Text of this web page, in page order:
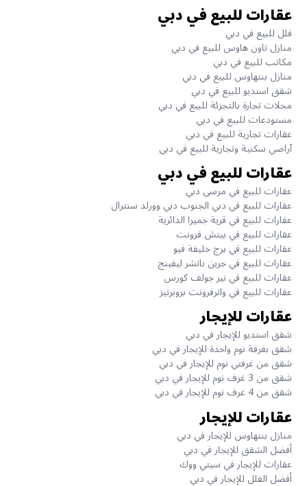
عقارات للبيع في دبي
فلل للبيع في دبي
منازل تاون هاوس للبيع في دبي
مكاتب للبيع في دبي
منازل بنتهاوس للبيع في دبي
شقق استديو للبيع في دبي
محلات تجارة بالتجزئة للبيع في دبي
مستودعات للبيع في دبي
عقارات تجارية للبيع في دبي
آراضي سكنية وتجارية للبيع في دبي
عقارات للبيع في دبي
عقارات للبيع في مرسى دبي
عقارات للبيع في دبي الجنوب دبي وورلد سنترال
عقارات للبيع في قرية جميرا الدائرية
عقارات للبيع في بيتش فرونت
عقارات للبيع في برج خليفة فيو
عقارات للبيع في جرين ناتشر ليفينج
عقارات للبيع في نير جولف كورس
عقارات للبيع في واترفرونت بروبرتيز
عقارات للإيجار
شقق استديو للإيجار في دبي
شقق بغرفة نوم واحدة للإيجار في دبي
شقق من غرفتي نوم للإيجار في دبي
شقق من 3 غرف نوم للإيجار في دبي
شقق من 4 غرف نوم للإيجار في دبي
عقارات للإيجار
منازل بنتهاوس للإيجار في دبي
أفضل الشقق للإيجار في دبي
عقارات للإيجار في سيتي ووك
أفضل الفلل للإيجار في دبي